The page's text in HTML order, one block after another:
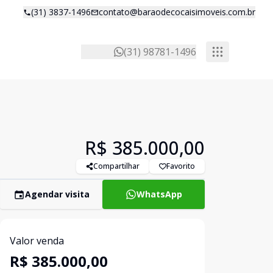
(31) 3837-1496 contato@baraodecocaisimoveis.com.br
(31) 98781-1496
R$ 385.000,00
Compartilhar Favorito
Agendar visita WhatsApp
Valor venda
R$ 385.000,00